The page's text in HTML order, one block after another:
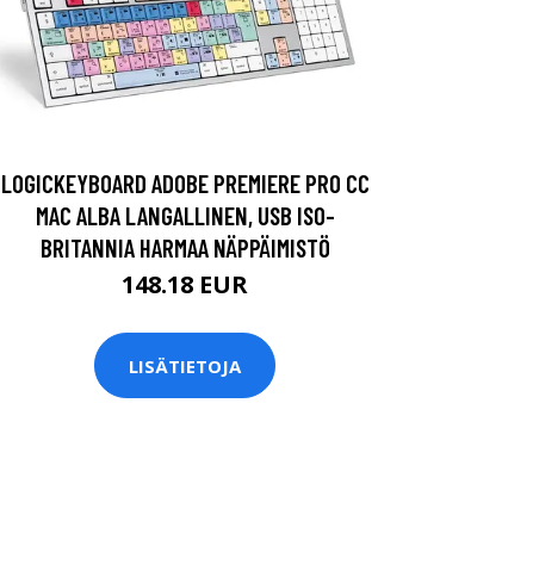
LOGICKEYBOARD ADOBE PREMIERE PRO CC
MAC ALBA LANGALLINEN, USB ISO-
BRITANNIA HARMAA NÄPPÄIMISTÖ
148.18 EUR
LISÄTIETOJA